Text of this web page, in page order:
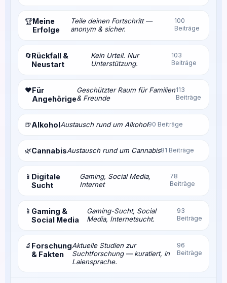
🏆Meine
Erfolge
Teile deinen Fortschritt —
anonym & sicher.
100
Beiträge
🔄Rückfall &
Neustart
Kein Urteil. Nur
Unterstützung.
103
Beiträge
❤️Für
Angehörige
Geschützter Raum für Familien
& Freunde
113
Beiträge
🍺AlkoholAustausch rund um Alkohol90 Beiträge
🌿CannabisAustausch rund um Cannabis81 Beiträge
📱 Digitale
Sucht
Gaming, Social Media,
Internet
78
Beiträge
📱 Gaming &
Social Media
Gaming-Sucht, Social
Media, Internetsucht.
93
Beiträge
🔬 Forschung
& Fakten
Aktuelle Studien zur
Suchtforschung — kuratiert, in
Laiensprache.
96
Beiträge